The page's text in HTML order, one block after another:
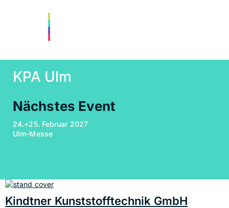
KPA Ulm
Nächstes Event
24.+25. Februar 2027
Ulm-Messe
Kindtner Kunststofftechnik GmbH